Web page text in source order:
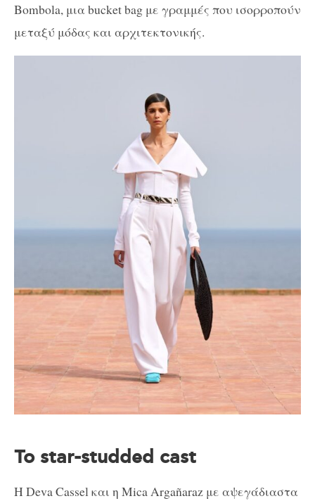
Bombola, μια bucket bag με γραμμές που ισορροπούν
μεταξύ μόδας και αρχιτεκτονικής.
Το star-studded cast
Η Deva Cassel και η Mica Argañaraz με αψεγάδιαστα